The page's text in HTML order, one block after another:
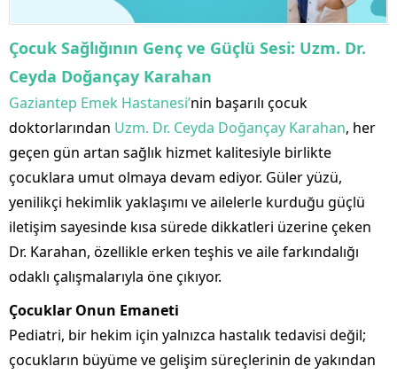
Çocuk Sağlığının Genç ve Güçlü Sesi: Uzm. Dr.
Ceyda Doğançay Karahan
Gaziantep Emek Hastanesi’nin başarılı çocuk
doktorlarından Uzm. Dr. Ceyda Doğançay Karahan, her
geçen gün artan sağlık hizmet kalitesiyle birlikte
çocuklara umut olmaya devam ediyor. Güler yüzü,
yenilikçi hekimlik yaklaşımı ve ailelerle kurduğu güçlü
iletişim sayesinde kısa sürede dikkatleri üzerine çeken
Dr. Karahan, özellikle erken teşhis ve aile farkındalığı
odaklı çalışmalarıyla öne çıkıyor.
Çocuklar Onun Emaneti
Pediatri, bir hekim için yalnızca hastalık tedavisi değil;
çocukların büyüme ve gelişim süreçlerinin de yakından